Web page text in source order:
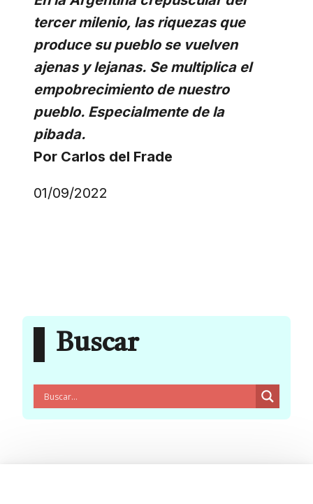
tercer milenio, las riquezas que
produce su pueblo se vuelven
ajenas y lejanas. Se multiplica el
empobrecimiento de nuestro
pueblo. Especialmente de la
pibada.
Por Carlos del Frade
01/09/2022
Buscar